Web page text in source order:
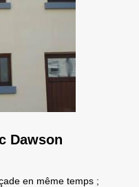
Dawson
en même temps ;